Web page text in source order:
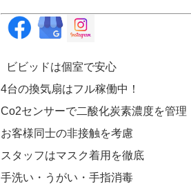
ビビッドは個室で安心
4台の換気扇はフル稼働中！
Co2センサーで二酸化炭素濃度を管理
お客様同士の非接触を考慮
スタッフはマスク着用を徹底
手洗い・うがい・手指消毒